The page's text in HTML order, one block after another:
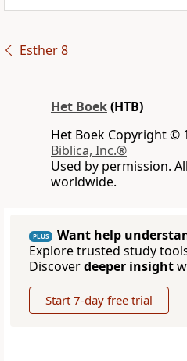
Esther 8
Het Boek(HTB)
Het Boek Copyright ©
Biblica, Inc.®
Used by permission.
worldwide.
PLUS
Want help
Explore trusted study
Discoverdeeper insight
Start 7-day free trial